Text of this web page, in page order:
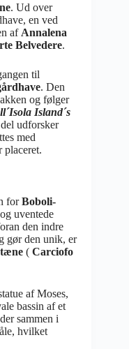
. Ud over
en ved
af Annalena
Belvedere.
til
. Den
og følger
Island´s
udforsker
med
placeret.
forBoboli-
uventede
den indre
gør den unik, er
( Carciofo
af Moses,
bassin af et
sammen i
hvilket